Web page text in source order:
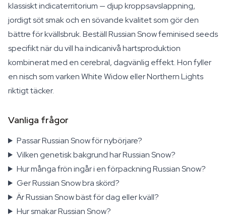
klassiskt indicaterritorium — djup kroppsavslappning,
jordigt söt smak och en sövande kvalitet som gör den
bättre för kvällsbruk. Beställ Russian Snow feminised seeds
specifikt när du vill ha indicanivå hartsproduktion
kombinerat med en cerebral, dagvänlig effekt. Hon fyller
en nisch som varken White Widow eller Northern Lights
riktigt täcker.
Vanliga frågor
Passar Russian Snow för nybörjare?
Vilken genetisk bakgrund har Russian Snow?
Hur många frön ingår i en förpackning Russian Snow?
Ger Russian Snow bra skörd?
Är Russian Snow bäst för dag eller kväll?
Hur smakar Russian Snow?